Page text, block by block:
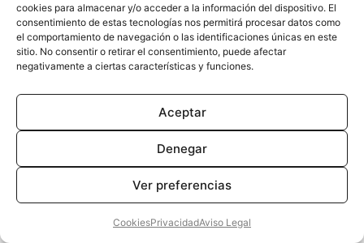
cookies para almacenar y/o acceder a la información del dispositivo. El
consentimiento de estas tecnologías nos permitirá procesar datos como
el comportamiento de navegación o las identificaciones únicas en este
sitio. No consentir o retirar el consentimiento, puede afectar
negativamente a ciertas características y funciones.
Aceptar
Denegar
Ver preferencias
CookiesPrivacidadAviso Legal